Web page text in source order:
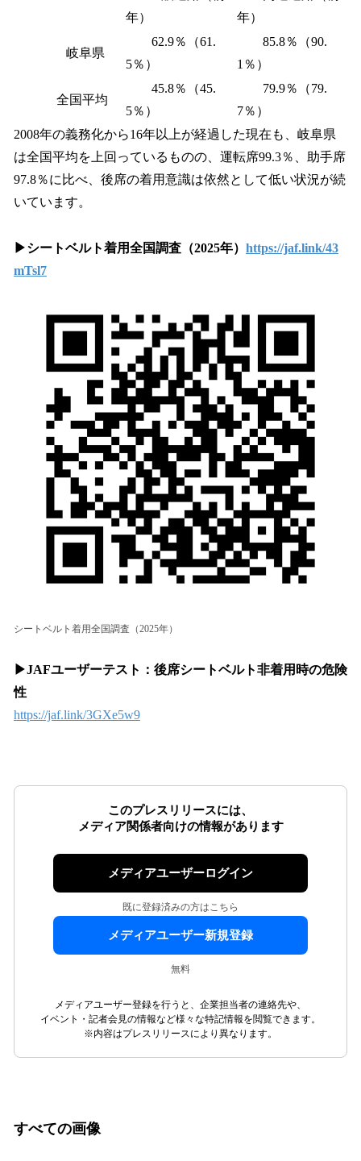
年）
年）
岐阜県
62.9％（61.
5％）
85.8％（90.
1％）
全国平均
45.8％（45.
5％）
79.9％（79.
7％）
2008年の義務化から16年以上が経過した現在も、岐阜県
は全国平均を上回っているものの、運転席99.3％、助手席
97.8％に比べ、後席の着用意識は依然として低い状況が続
いています。
▶シートベルト着用全国調査（2025年） https://jaf.link/43
mTsl7
シートベルト着用全国調査（2025年）
▶JAFユーザーテスト：後席シートベルト非着用時の危険
性
https://jaf.link/3GXe5w9
このプレスリリースには、
メディア関係者向けの情報があります
メディアユーザーログイン
既に登録済みの方はこちら
メディアユーザー新規登録
無料
メディアユーザー登録を行うと、企業担当者の連絡先や、
イベント・記者会見の情報など様々な特記情報を閲覧できます。
※内容はプレスリリースにより異なります。
すべての画像